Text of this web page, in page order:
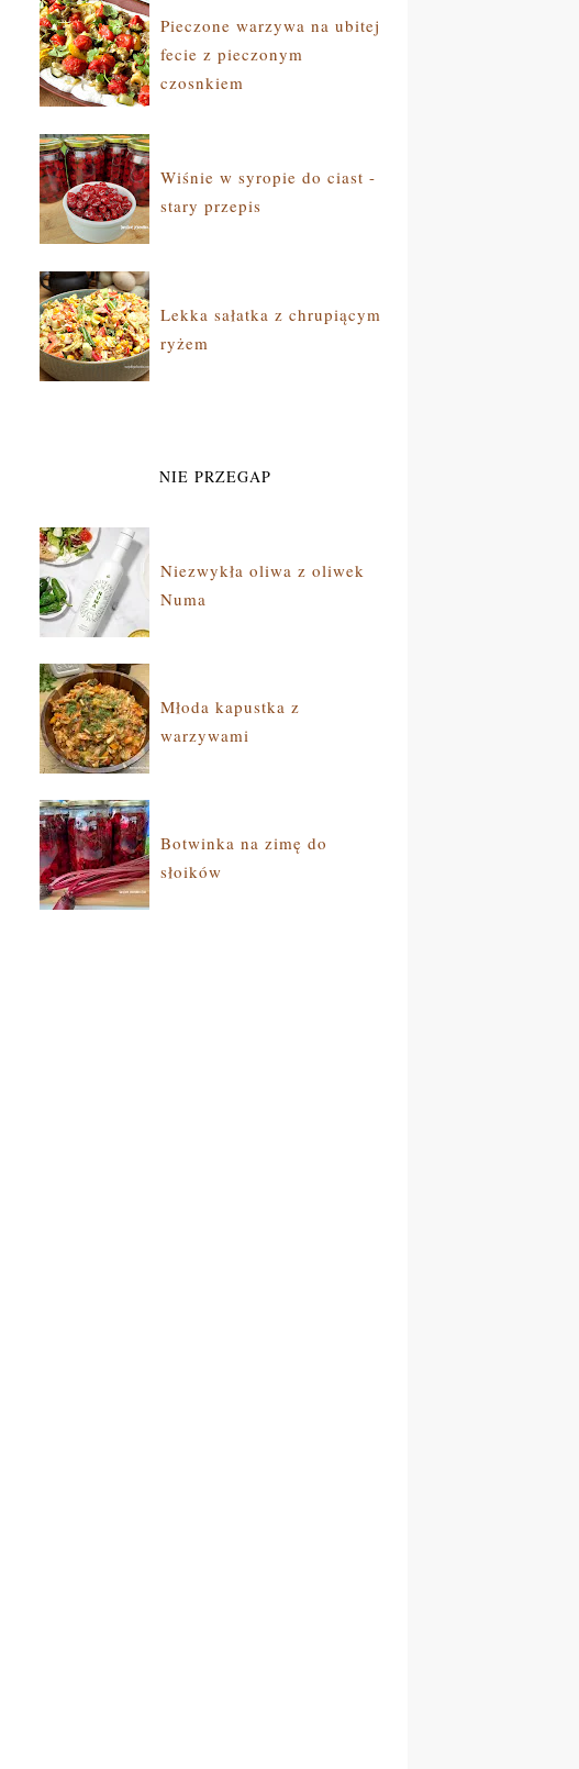
Pieczone warzywa na ubitej
fecie z pieczonym
czosnkiem
Wiśnie w syropie do ciast -
stary przepis
Lekka sałatka z chrupiącym
ryżem
NIE PRZEGAP
Niezwykła oliwa z oliwek
Numa
Młoda kapustka z
warzywami
Botwinka na zimę do
słoików